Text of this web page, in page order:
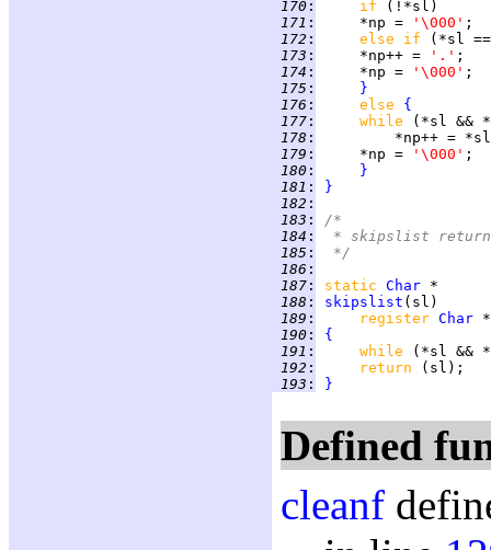
170 : if
171 :
     *np =
'\000'
172 : else if
(*sl
173 :
     *np++ =
'.'
174 :
     *np =
'\000'
175 :
}
176 : else {
177 : while
(*sl &&
178 :
179 :
     *np =
'\000'
180 :
}
181 :
}
182 :
183 :
/*
184 :
* skipslist
185 :
*/
186 :
187 : static Char
188 : skipslist
189 : register Char
190 :
{
191 : while
(*sl &&
192 : return
193 : }
Defined
cleanf